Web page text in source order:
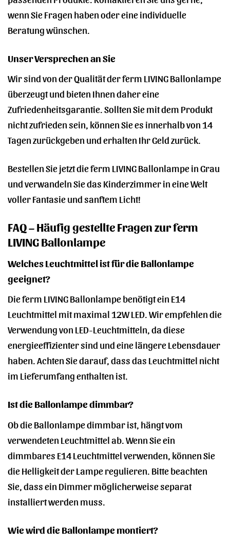
wenn Sie Fragen haben oder eine individuelle
Beratung wünschen.
Unser Versprechen an Sie
Wir sind von der Qualität der ferm LIVING Ballonlampe
überzeugt und bieten Ihnen daher eine
Zufriedenheitsgarantie. Sollten Sie mit dem Produkt
nicht zufrieden sein, können Sie es innerhalb von 14
Tagen zurückgeben und erhalten Ihr Geld zurück.
Bestellen Sie jetzt die ferm LIVING Ballonlampe in Grau
und verwandeln Sie das Kinderzimmer in eine Welt
voller Fantasie und sanftem Licht!
FAQ – Häufig gestellte Fragen zur ferm
LIVING Ballonlampe
Welches Leuchtmittel ist für die Ballonlampe
geeignet?
Die ferm LIVING Ballonlampe benötigt ein E14
Leuchtmittel mit maximal 12W LED. Wir empfehlen die
Verwendung von LED-Leuchtmitteln, da diese
energieeffizienter sind und eine längere Lebensdauer
haben. Achten Sie darauf, dass das Leuchtmittel nicht
im Lieferumfang enthalten ist.
Ist die Ballonlampe dimmbar?
Ob die Ballonlampe dimmbar ist, hängt vom
verwendeten Leuchtmittel ab. Wenn Sie ein
dimmbares E14 Leuchtmittel verwenden, können Sie
die Helligkeit der Lampe regulieren. Bitte beachten
Sie, dass ein Dimmer möglicherweise separat
installiert werden muss.
Wie wird die Ballonlampe montiert?